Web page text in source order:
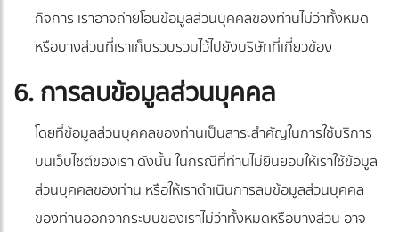
กิจการ เราอาจถ่ายโอนข้อมูลส่วนบุคคลของท่านไม่ว่าทั้งหมด
หรือบางส่วนที่เราเก็บรวบรวมไว้ไปยังบริษัทที่เกี่ยวข้อง
6. การลบข้อมูลส่วนบุคคล
โดยที่ข้อมูลส่วนบุคคลของท่านเป็นสาระสำคัญในการใช้บริการ
บนเว็บไซต์ของเรา ดังนั้น ในกรณีที่ท่านไม่ยินยอมให้เราใช้ข้อมูล
ส่วนบุคคลของท่าน หรือให้เราดำเนินการลบข้อมูลส่วนบุคคล
ของท่านออกจากระบบของเราไม่ว่าทั้งหมดหรือบางส่วน อาจ